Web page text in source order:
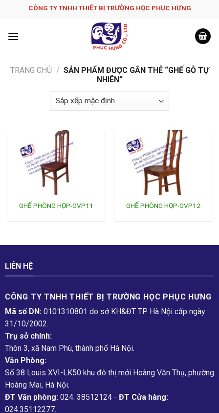
CÔNG TY TNHH THIẾT BỊ TRƯỜNG HỌC PHỤC H­ƯNG
TRANG CHỦ / SẢN PHẨM ĐƯỢC GẮN THẺ “GHẾ GỖ TỰ
NHIÊN”
GHẾ PHÒNG HỌP-GVP11 GHẾ PHÒNG HỌP-GVP12
LIÊN HỆ
CÔNG TY TNHH THIẾT BỊ TRƯỜNG HỌC PHỤC H­ƯNG
Mã số DN: 0101310801 do sở KH&ĐT TP. Hà Nội cấp ngày
31/10/2002.
Trụ sở chính:
Thôn 3, xã Nam Phù, thành phố Hà Nội.
Văn Phòng:
Số 38 Louis XVI-LK50 khu đô thị mới Hoàng Văn Thụ, phường
Hoàng Mai, Hà Nội.
ĐT Văn phòng:024. 38512124 - ĐT Cửa hàng:
024.35112277.